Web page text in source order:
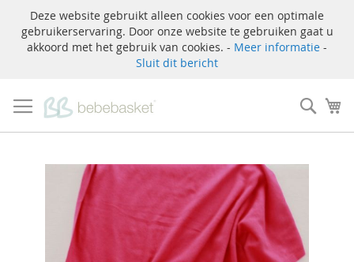
Deze website gebruikt alleen cookies voor een optimale
gebruikerservaring. Door onze website te gebruiken gaat u
akkoord met het gebruik van cookies. - Meer informatie -
Sluit dit bericht
naar
de
inhoud
Zoek